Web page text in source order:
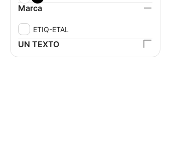
Marca
ETIQ-ETAL
UN TEXTO